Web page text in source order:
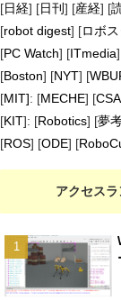
[日経] [日刊 ] [産経] [
[robot digest] [ロボス
[PC Watch] [ITmedia
[Boston] [NYT] [
[MIT]: [MECHE] [
[KIT]: [Robotics] [夢
[ROS] [ODE] [
アクセスラ